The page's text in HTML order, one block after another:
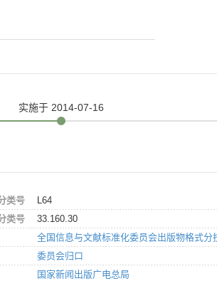
实施于 2014-07-16
类号
L64
类号
33.160.30
全国信息与文献标准化委员会出版物格式分
委员会归口
国家新闻出版广电总局